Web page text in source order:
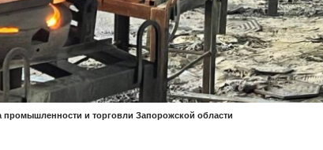
промышленности и торговли Запорожской области